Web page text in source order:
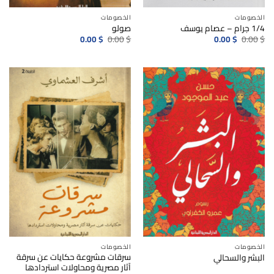
الخصومات
1/4 جرام – عصام يوسف
0.00$ السعر
الأصلي
0.00$ السعر
الحالي
الخصومات
صولو
0.00$ السعر
الأصلي
0.00$ السعر
الحالي
الخصومات
البشر والسحالي
الخصومات
سرقات مشروعة حكايات عن سرقة
آثار مصرية ومحاولات استردادها